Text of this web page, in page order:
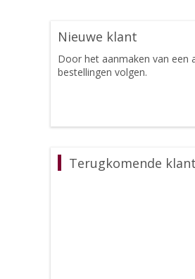
Nieuwe klant
Door het aanmaken van een
bestellingen volgen.
Terugkomende klant